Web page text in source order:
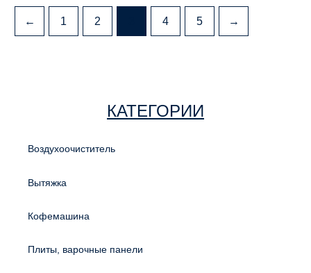
← 1 2 4 5 →
КАТЕГОРИИ
Воздухоочиститель
Вытяжка
Кофемашина
Плиты, варочные панели